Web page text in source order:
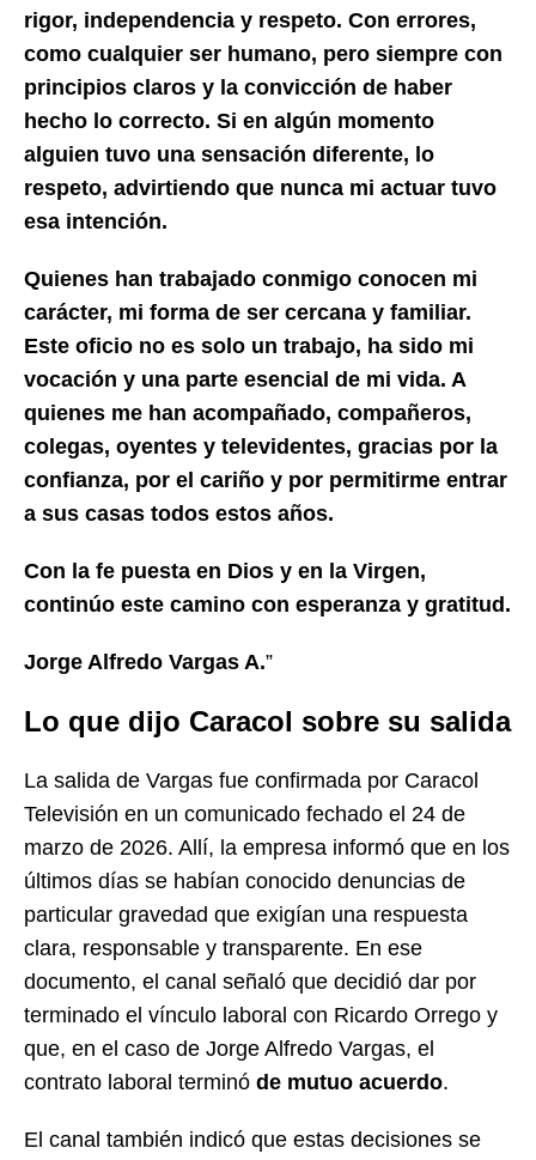
rigor, independencia y respeto. Con errores,
como cualquier ser humano, pero siempre con
principios claros y la convicción de haber
hecho lo correcto. Si en algún momento
alguien tuvo una sensación diferente, lo
respeto, advirtiendo que nunca mi actuar tuvo
esa intención.
Quienes han trabajado conmigo conocen mi
carácter, mi forma de ser cercana y familiar.
Este oficio no es solo un trabajo, ha sido mi
vocación y una parte esencial de mi vida. A
quienes me han acompañado, compañeros,
colegas, oyentes y televidentes, gracias por la
confianza, por el cariño y por permitirme entrar
a sus casas todos estos años.
Con la fe puesta en Dios y en la Virgen,
continúo este camino con esperanza y gratitud.
Jorge Alfredo Vargas A.”
Lo que dijo Caracol sobre su salida
La salida de Vargas fue confirmada por Caracol
Televisión en un comunicado fechado el 24 de
marzo de 2026. Allí, la empresa informó que en los
últimos días se habían conocido denuncias de
particular gravedad que exigían una respuesta
clara, responsable y transparente. En ese
documento, el canal señaló que decidió dar por
terminado el vínculo laboral con Ricardo Orrego y
que, en el caso de Jorge Alfredo Vargas, el
contrato laboral terminó de mutuo acuerdo.
El canal también indicó que estas decisiones se